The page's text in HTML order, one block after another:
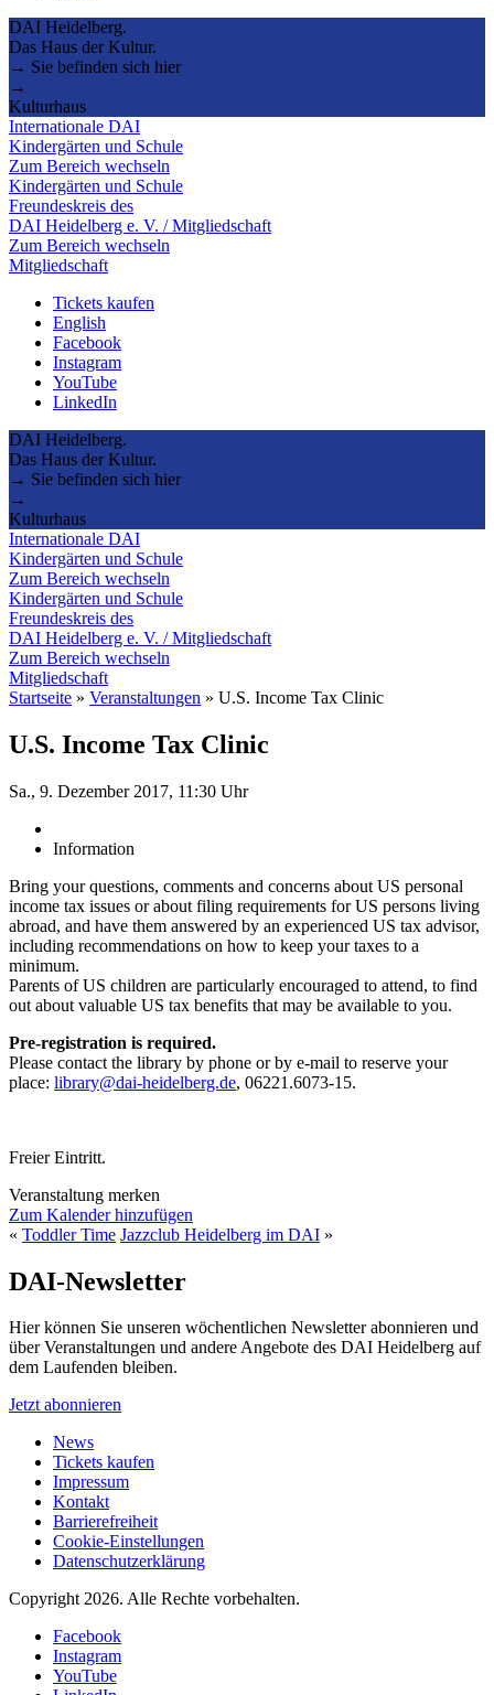
DAI Heidelberg.
Das Haus der Kultur.
→ Sie befinden sich hier
→
Kulturhaus
Internationale DAI
Kindergärten und Schule
Zum Bereich wechseln
Kindergärten und Schule
Freundeskreis des
DAI Heidelberg e. V. / Mitgliedschaft
Zum Bereich wechseln
Mitgliedschaft
Tickets kaufen
English
Facebook
Instagram
YouTube
LinkedIn
DAI Heidelberg.
Das Haus der Kultur.
→ Sie befinden sich hier
→
Kulturhaus
Internationale DAI
Kindergärten und Schule
Zum Bereich wechseln
Kindergärten und Schule
Freundeskreis des
DAI Heidelberg e. V. / Mitgliedschaft
Zum Bereich wechseln
Mitgliedschaft
Startseite » Veranstaltungen » U.S. Income Tax Clinic
U.S. Income Tax Clinic
Sa., 9. Dezember 2017, 11:30 Uhr
Information
Bring your questions, comments and concerns about US personal
income tax issues or about filing requirements for US persons living
abroad, and have them answered by an experienced US tax advisor,
including recommendations on how to keep your taxes to a
minimum.
Parents of US children are particularly encouraged to attend, to find
out about valuable US tax benefits that may be available to you.
Pre-registration is required.
Please contact the library by phone or by e-mail to reserve your
place: library@dai-heidelberg.de, 06221.6073-15.
Freier Eintritt.
Veranstaltung merken
Zum Kalender hinzufügen
« Toddler Time Jazzclub Heidelberg im DAI »
DAI-Newsletter
Hier können Sie unseren wöchentlichen Newsletter abonnieren und
über Veranstaltungen und andere Angebote des DAI Heidelberg auf
dem Laufenden bleiben.
Jetzt abonnieren
News
Tickets kaufen
Impressum
Kontakt
Barrierefreiheit
Cookie-Einstellungen
Datenschutzerklärung
Copyright 2026. Alle Rechte vorbehalten.
Facebook
Instagram
YouTube